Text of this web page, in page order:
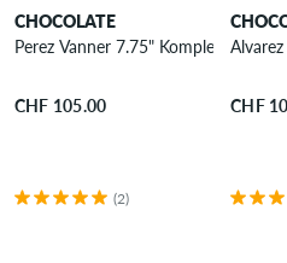
CHOCOLATE
Perez Vanner 7.75" Komplettboard
CHF 105.00
(2)
CHF